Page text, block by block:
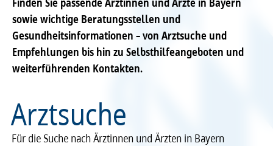
Recht
Service & Kontakt
Recht
Service & Kontakt
sowie wichtige Beratungsstellen und
Gesundheitsinformationen – von Arztsuche und
Empfehlungen bis hin zu Selbsthilfeangeboten und
weiterführenden Kontakten.
Arztsuche
Für die Suche nach Ärztinnen und Ärzten in Bayern